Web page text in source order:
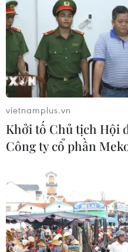
tự do sáng tạo vì sự phát
nước và sống trong lòng
vietnamplus.vn
Khởi tố Chủ tịch Hội
Công ty cổ phần